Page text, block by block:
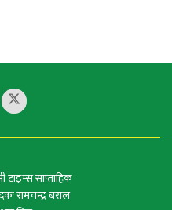
साप्ताहिक
रामचन्द्र बराल